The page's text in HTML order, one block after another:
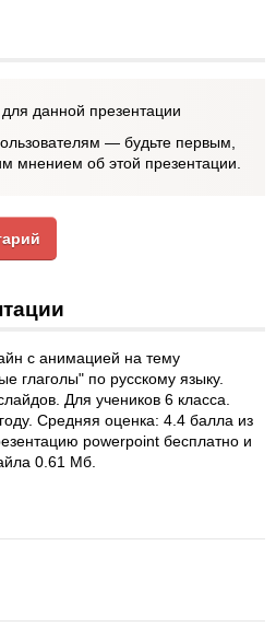
данной презентации
— будьте первым,
мнением об этой презентации.
с анимацией на тему
глаголы" по русскому языку.
Для учеников 6 класса.
Средняя оценка: 4.4 балла из
powerpoint бесплатно и
0.61 Мб.